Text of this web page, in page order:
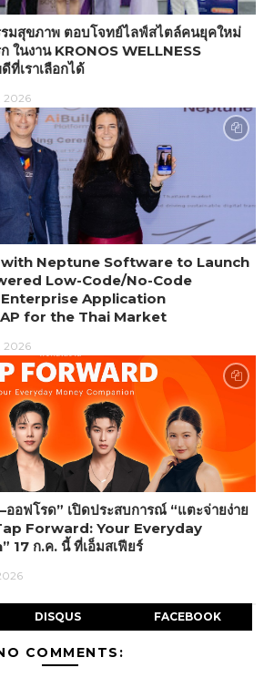
มสุขภาพ ตอบโจทย์ไลฟ์สไตล์คนยุคใหม่
ในงาน KRONOS WELLNESS
เราเลือกได้
2026
with Neptune Software to Launch
Low-Code/No-Code
Application
for the Thai Market
2026
อฟโรด” เปิดประสบการณ์ “แตะจ่ายง่าย
Forward: Your Everyday
ก.ค. นี้ ที่เอ็มสเฟียร์
DISQUS FACEBOOK
COMMENTS: